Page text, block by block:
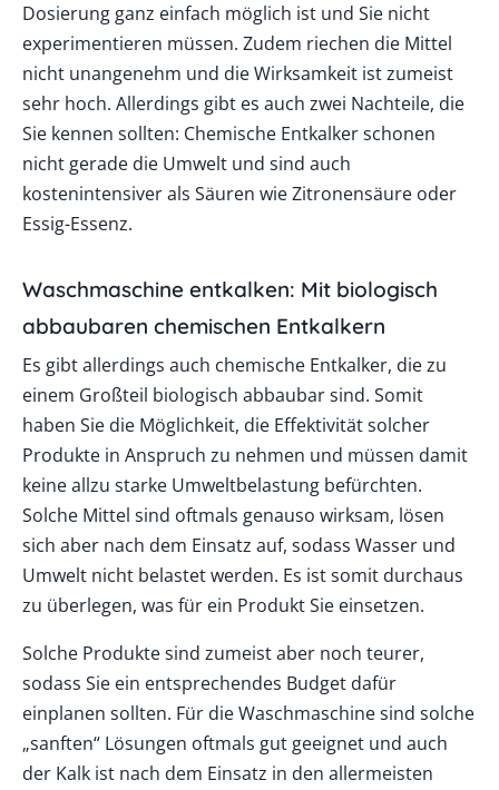
Dosierung ganz einfach möglich ist und Sie nicht
experimentieren müssen. Zudem riechen die Mittel
nicht unangenehm und die Wirksamkeit ist zumeist
sehr hoch. Allerdings gibt es auch zwei Nachteile, die
Sie kennen sollten: Chemische Entkalker schonen
nicht gerade die Umwelt und sind auch
kostenintensiver als Säuren wie Zitronensäure oder
Essig-Essenz.
Waschmaschine entkalken: Mit biologisch
abbaubaren chemischen Entkalkern
Es gibt allerdings auch chemische Entkalker, die zu
einem Großteil biologisch abbaubar sind. Somit
haben Sie die Möglichkeit, die Effektivität solcher
Produkte in Anspruch zu nehmen und müssen damit
keine allzu starke Umweltbelastung befürchten.
Solche Mittel sind oftmals genauso wirksam, lösen
sich aber nach dem Einsatz auf, sodass Wasser und
Umwelt nicht belastet werden. Es ist somit durchaus
zu überlegen, was für ein Produkt Sie einsetzen.
Solche Produkte sind zumeist aber noch teurer,
sodass Sie ein entsprechendes Budget dafür
einplanen sollten. Für die Waschmaschine sind solche
„sanften“ Lösungen oftmals gut geeignet und auch
der Kalk ist nach dem Einsatz in den allermeisten